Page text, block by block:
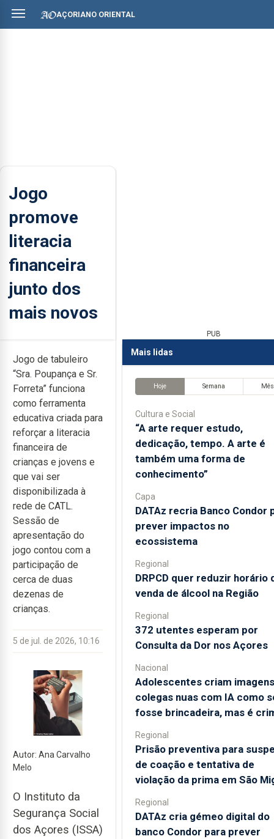
AÇORIANO ORIENTAL
Jogo
promove
literacia
financeira
junto dos
mais novos
Jogo de tabuleiro
“Sra. Poupança e Sr.
Forreta” funciona
como ferramenta
educativa criada para
reforçar a literacia
financeira de
crianças e jovens e
que vai ser
disponibilizada à
rede de CATL.
Sessão de
apresentação do
jogo contou com a
participação de
cerca de duas
dezenas de
crianças.
5 de jul. de 2026, 10:16
Autor: Ana Carvalho
Melo
O Instituto da
Segurança Social
dos Açores (ISSA)
PUB
Mais lidas
Hoje Semana Mês
Cultura e Social
“A arte requer estudo,
dedicação, tempo. A arte é
também uma forma de
conhecimento”
Capa
DATAz recria Banco Condor
prever impactos no
ecossistema
Regional
DRPCD quer reduzir horário
venda de álcool na Região
Regional
372 utentes esperam por
Consulta da Dor nos Açores
Nacional
Adolescentes criam
colegas nuas com IA como
fosse brincadeira, mas é
Regional
Prisão preventiva para
de coação e tentativa de
violação da prima em São
Regional
DATAz cria gémeo digital do
banco Condor para prever